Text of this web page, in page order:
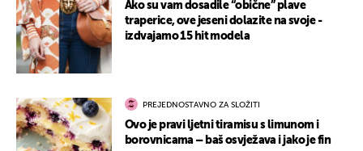
Ako su vam dosadile “obične” plave
traperice, ove jeseni dolazite na svoje -
izdvajamo 15 hit modela
PREJEDNOSTAVNO ZA SLOŽITI
Ovo je pravi ljetni tiramisu s limunom i
borovnicama – baš osvježava i jako je fin